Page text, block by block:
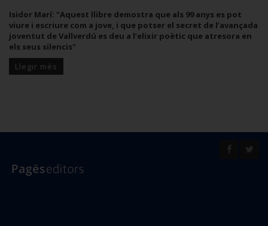
Isidor Marí: "Aquest llibre demostra que als 99 anys es pot
viure i escriure com a jove, i que potser el secret de l’avançada
joventut de Vallverdú es deu a l’elixir poètic que atresora en
els seus silencis"
Llegir més